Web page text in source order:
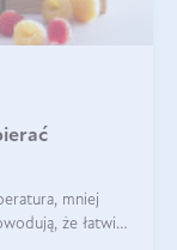
mniej
że łatwiej